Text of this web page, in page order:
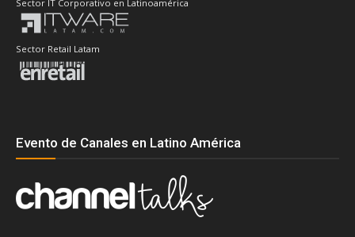
Sector IT Corporativo en Latinoamérica
Sector Retail Latam
Evento de Canales en Latino América